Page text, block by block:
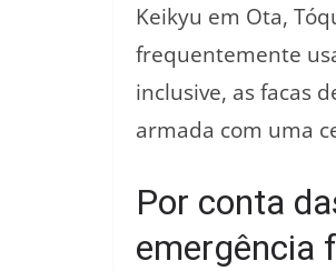
Keikyu em Ota,
frequentemente
inclusive, as facas
armada com uma
Por conta
emergência